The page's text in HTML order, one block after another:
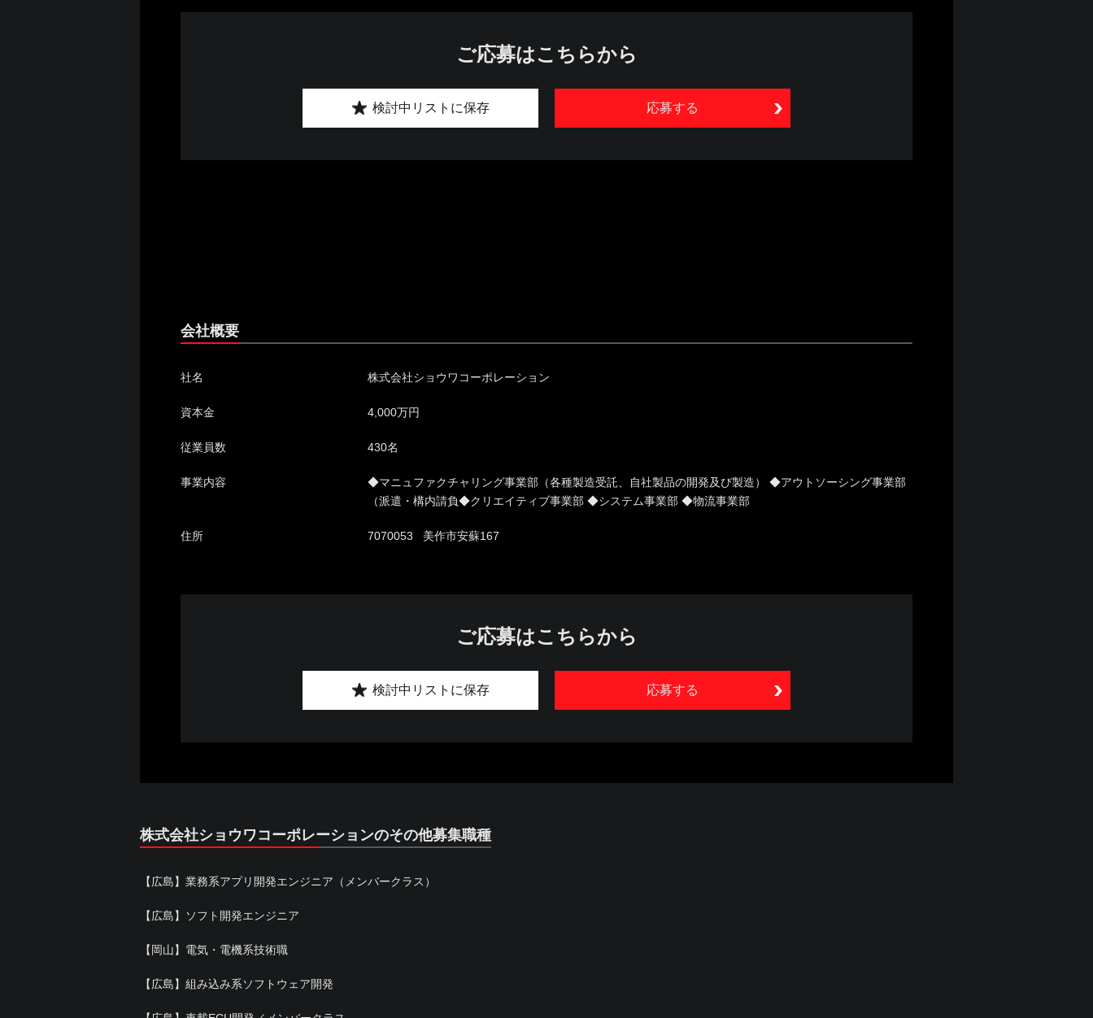
ご応募はこちらから
応募する
検討中リストに保存
会社概要
社名 株式会社ショウワコーポレーション
資本金 4,000万円
従業員数 430名
事業内容
◆マニュファクチャリング事業部（各種製造受託、自社製品の開発及び製造） ◆アウトソーシング事業部
（派遣・構内請負◆クリエイティブ事業部 ◆システム事業部 ◆物流事業部
住所 7070053 美作市安蘇167
ご応募はこちらから
応募する
検討中リストに保存
株式会社ショウワコーポレーションのその他募集職種
【広島】業務系アプリ開発エンジニア（メンバークラス）
【広島】ソフト開発エンジニア
【岡山】電気・電機系技術職
【広島】組み込み系ソフトウェア開発